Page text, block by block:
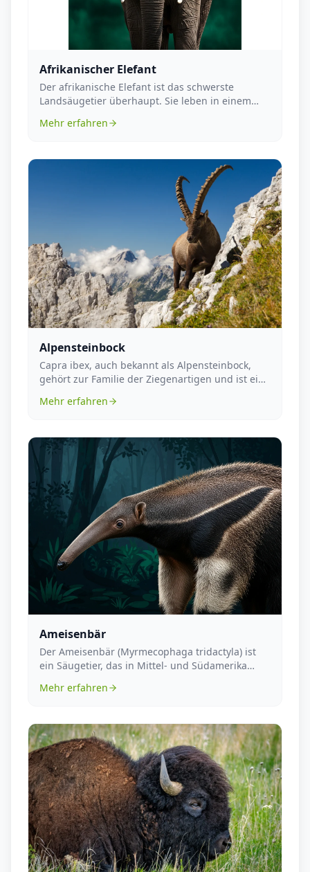
Afrikanischer Elefant
Der afrikanische Elefant ist das schwerste
Landsäugetier überhaupt. Sie leben in einem
Mehr erfahren
Alpensteinbock
Capra ibex, auch bekannt als Alpensteinbock,
gehört zur Familie der Ziegenartigen und ist eine
Mehr erfahren
Ameisenbär
Der Ameisenbär (Myrmecophaga tridactyla) ist
ein Säugetier, das in Mittel- und Südamerika
Mehr erfahren